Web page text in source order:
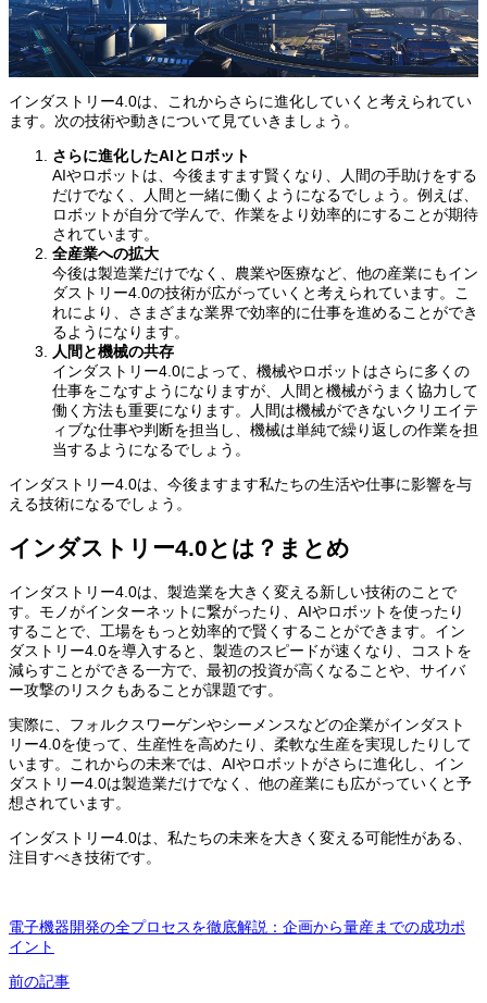
インダストリー4.0は、これからさらに進化していくと考えられてい
ます。次の技術や動きについて見ていきましょう。
さらに進化したAIとロボット
AIやロボットは、今後ますます賢くなり、人間の手助けをする
だけでなく、人間と一緒に働くようになるでしょう。例えば、
ロボットが自分で学んで、作業をより効率的にすることが期待
されています。
全産業への拡大
今後は製造業だけでなく、農業や医療など、他の産業にもイン
ダストリー4.0の技術が広がっていくと考えられています。こ
れにより、さまざまな業界で効率的に仕事を進めることができ
るようになります。
人間と機械の共存
インダストリー4.0によって、機械やロボットはさらに多くの
仕事をこなすようになりますが、人間と機械がうまく協力して
働く方法も重要になります。人間は機械ができないクリエイテ
ィブな仕事や判断を担当し、機械は単純で繰り返しの作業を担
当するようになるでしょう。
インダストリー4.0は、今後ますます私たちの生活や仕事に影響を与
える技術になるでしょう。
インダストリー4.0とは？まとめ
インダストリー4.0は、製造業を大きく変える新しい技術のことで
す。モノがインターネットに繋がったり、AIやロボットを使ったり
することで、工場をもっと効率的で賢くすることができます。イン
ダストリー4.0を導入すると、製造のスピードが速くなり、コストを
減らすことができる一方で、最初の投資が高くなることや、サイバ
ー攻撃のリスクもあることが課題です。
実際に、フォルクスワーゲンやシーメンスなどの企業がインダスト
リー4.0を使って、生産性を高めたり、柔軟な生産を実現したりして
います。これからの未来では、AIやロボットがさらに進化し、イン
ダストリー4.0は製造業だけでなく、他の産業にも広がっていくと予
想されています。
インダストリー4.0は、私たちの未来を大きく変える可能性がある、
注目すべき技術です。
電子機器開発の全プロセスを徹底解説：企画から量産までの成功ポ
イント
前の記事